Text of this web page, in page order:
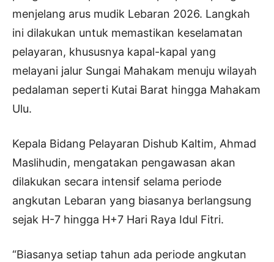
menjelang arus mudik Lebaran 2026. Langkah
ini dilakukan untuk memastikan keselamatan
pelayaran, khususnya kapal-kapal yang
melayani jalur Sungai Mahakam menuju wilayah
pedalaman seperti Kutai Barat hingga Mahakam
Ulu.
Kepala Bidang Pelayaran Dishub Kaltim, Ahmad
Maslihudin, mengatakan pengawasan akan
dilakukan secara intensif selama periode
angkutan Lebaran yang biasanya berlangsung
sejak H-7 hingga H+7 Hari Raya Idul Fitri.
“Biasanya setiap tahun ada periode angkutan